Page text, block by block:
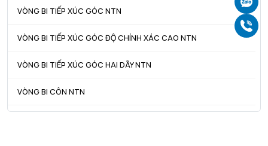
VÒNG BI TIẾP XÚC GÓC NTN
VÒNG BI TIẾP XÚC GÓC ĐỘ CHÍNH XÁC CAO NTN
VÒNG BI TIẾP XÚC GÓC HAI DÃY NTN
VÒNG BI CÔN NTN